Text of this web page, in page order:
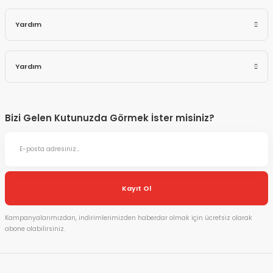
Yardım
Yardım
Bizi Gelen Kutunuzda Görmek İster misiniz?
Kayıt Ol
Kampanyalarımızdan, indirimlerimizden haberdar olmak için ücretsiz olarak
abone olabilirsiniz.